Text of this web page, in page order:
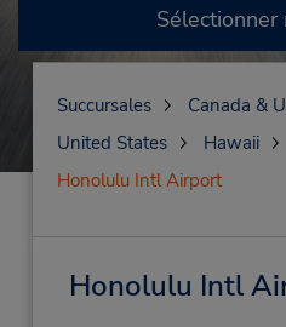
Sélectionner
Succursales
Canada &
United States
Hawaii
Honolulu Intl Airport
Honolulu Intl